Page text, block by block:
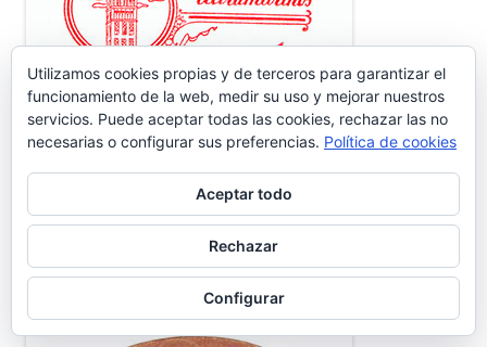
FÁBRICA DE CONSERVAS SUR
Utilizamos cookies propias y de terceros para garantizar el
funcionamiento de la web, medir su uso y mejorar nuestros
servicios. Puede aceptar todas las cookies, rechazar las no
necesarias o configurar sus preferencias. Política de cookies
Aceptar todo
Rechazar
Configurar